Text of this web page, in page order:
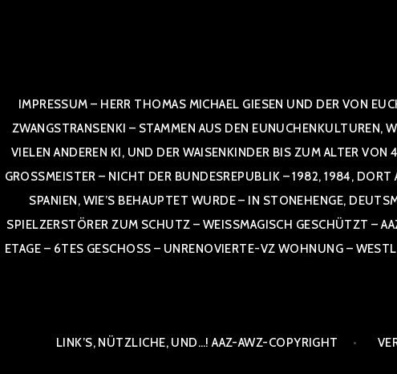
IMPRESSUM – HERR THOMAS MICHAEL GIESEN UND DER VON
ZWANGSTRANSENKI – STAMMEN AUS DEN EUNUCHENKULTUREN,
VIELEN ANDEREN KI, UND DER WAISENKINDER BIS ZUM ALTER VON
OSSMEISTER – NICHT DER BUNDESREPUBLIK – 1982, 1984, DORT
NIEN, WIE’S BEHAUPTET WURDE – IN STONEHENGE,
SPIELZERSTÖRER ZUM SCHUTZ – WEISSMAGISCH GESCHÜTZT –
TAGE – 6TES GESCHOSS – UNRENOVIERTE-VZ WOHNUNG –
LINK’S, NÜTZLICHE, UND…! AAZ-AWZ-COPYRIGHT